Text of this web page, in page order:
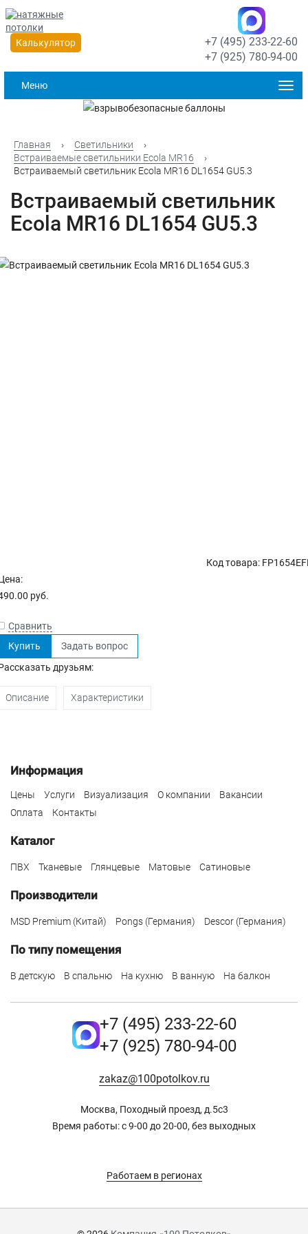
Калькулятор
+7 (495) 233-22-60
+7 (925) 780-94-00
Меню
Главная › Светильники
›
Встраиваемые светильники Ecola MR16
›
Встраиваемый светильник Ecola MR16 DL1654 GU5.3
Встраиваемый светильник
Ecola MR16 DL1654 GU5.3
Код товара:
руб.
Сравнить
Купить
Задать вопрос
друзьям:
Описание Характеристики
Информация
Цены Услуги Визуализация О компании
Вакансии
Оплата
Контакты
Каталог
ПВХ Тканевые Глянцевые Матовые Сатиновые
Производители
MSD Premium (Китай) Pongs (Германия) Descor (Германия)
По типу помещения
В детскую В спальню На кухню В ванную На балкон
+7 (495) 233-22-60
+7 (925) 780-94-00
zakaz@100potolkov.ru
Москва, Походный проезд, д.5c3
Время работы: с 9-00 до 20-00, без выходных
Работаем в регионах